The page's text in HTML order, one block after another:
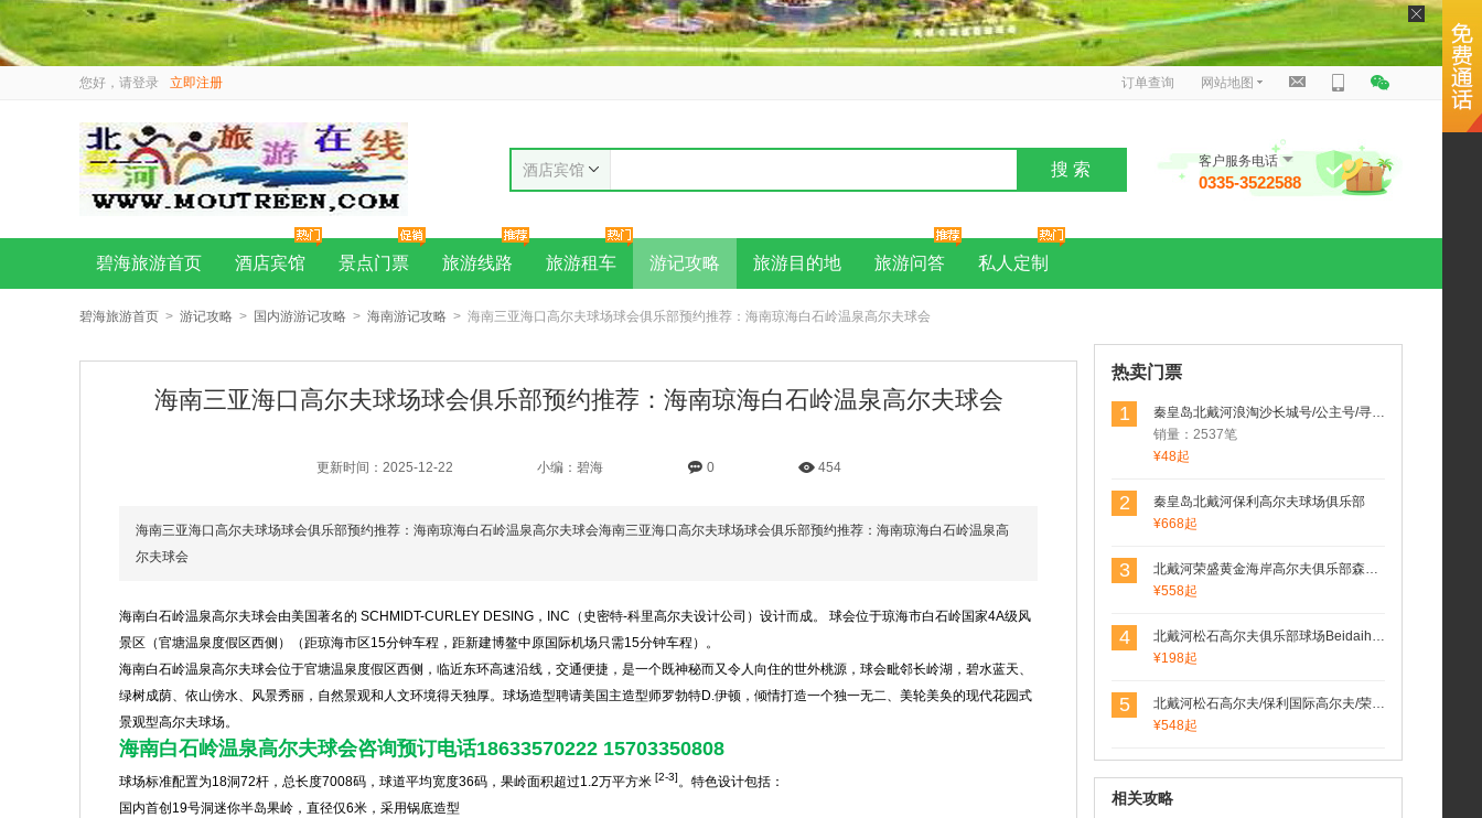
您好，请登录 立即注册 订单查询 网站地图
酒店宾馆 搜 索 客户服务电话
0335-3522588
碧海旅游首页 酒店宾馆 景点门票 旅游线路 旅游租车 游记攻略 旅游目的地 旅游问答 私人定制
碧海旅游首页 > 游记攻略 > 国内游游记攻略 > 海南游记攻略 > 海南三亚海口高尔夫球场球会俱乐部预约推荐：海南琼海白石岭温泉高尔夫球会
海南三亚海口高尔夫球场球会俱乐部预约推荐：海南琼海白石岭温泉高尔夫球会
更新时间：2025-12-22 小编：碧海 0 454
海南三亚海口高尔夫球场球会俱乐部预约推荐：海南琼海白石岭温泉高尔夫球会海南三亚海口高尔夫球场球会俱乐部预约推荐：海南琼海白石岭温泉高
尔夫球会
海南白石岭温泉高尔夫球会由美国著名的 SCHMIDT-CURLEY DESING，INC（史密特-科里高尔夫设计公司）设计而成。 球会位于琼海市白石岭国家4A级风
景区（官塘温泉度假区西侧）（距琼海市区15分钟车程，距新建博鳌中原国际机场只需15分钟车程）。
海南白石岭温泉高尔夫球会位于官塘温泉度假区西侧，临近东环高速沿线，交通便捷，是一个既神秘而又令人向住的世外桃源，球会毗邻长岭湖，碧水蓝天、
绿树成荫、依山傍水、风景秀丽，自然景观和人文环境得天独厚。球场造型聘请美国主造型师罗勃特D.伊顿，倾情打造一个独一无二、美轮美奂的现代花园式
景观型高尔夫球场。
海南白石岭温泉高尔夫球会咨询预订电话18633570222 15703350808
球场标准配置为18洞72杆，总长度7008码，球道平均宽度36码，果岭面积超过1.2万平方米 [2-3]。特色设计包括：
国内首创19号洞迷你半岛果岭，直径仅6米，采用锅底造型
热卖门票
1
秦皇岛北戴河浪淘沙长城号/公主号/寻仙号/求仙号/渔渡一号海东青游轮游船
销量：2537笔
¥48起
2
秦皇岛北戴河保利高尔夫球场俱乐部
¥668起
3
北戴河荣盛黄金海岸高尔夫俱乐部森林场(荣盛森林高尔夫球场）
¥558起
4
北戴河松石高尔夫俱乐部球场Beidaihe Pine Rock Golf
¥198起
5
北戴河松石高尔夫/保利国际高尔夫/荣盛森林高尔夫俱乐部球场联合预定
¥548起
相关攻略